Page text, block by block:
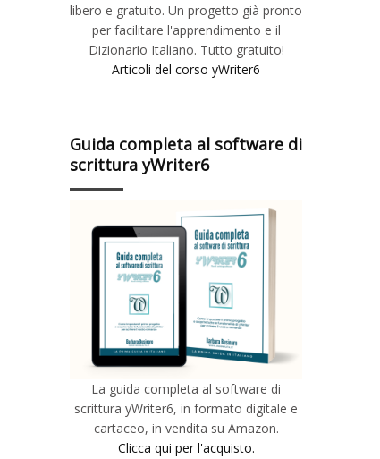
libero e gratuito. Un progetto già pronto
per facilitare l'apprendimento e il
Dizionario Italiano. Tutto gratuito!
Articoli del corso yWriter6
Guida completa al software di
scrittura yWriter6
La guida completa al software di
scrittura yWriter6, in formato digitale e
cartaceo, in vendita su Amazon.
Clicca qui per l'acquisto.